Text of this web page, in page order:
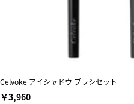
Celvoke アイシャドウ ブラシセット
￥3,960